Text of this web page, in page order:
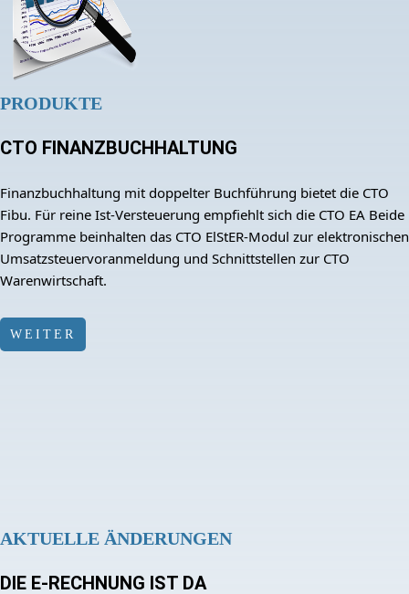
PRODUKTE
CTO FINANZBUCHHALTUNG
Finanzbuchhaltung mit doppelter Buchführung bietet die CTO
Fibu. Für reine Ist-Versteuerung empfiehlt sich die CTO EA Beide
Programme beinhalten das CTO ElStER-Modul zur elektronischen
Umsatzsteuervoranmeldung und Schnittstellen zur CTO
Warenwirtschaft.
WEITER
AKTUELLE ÄNDERUNGEN
DIE E-RECHNUNG IST DA